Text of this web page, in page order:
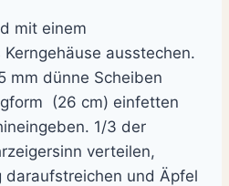
mit einem
ausstechen.
mm dünne Scheiben
(26 cm) einfetten
1/3 der
verteilen,
daraufstreichen und Äpfel